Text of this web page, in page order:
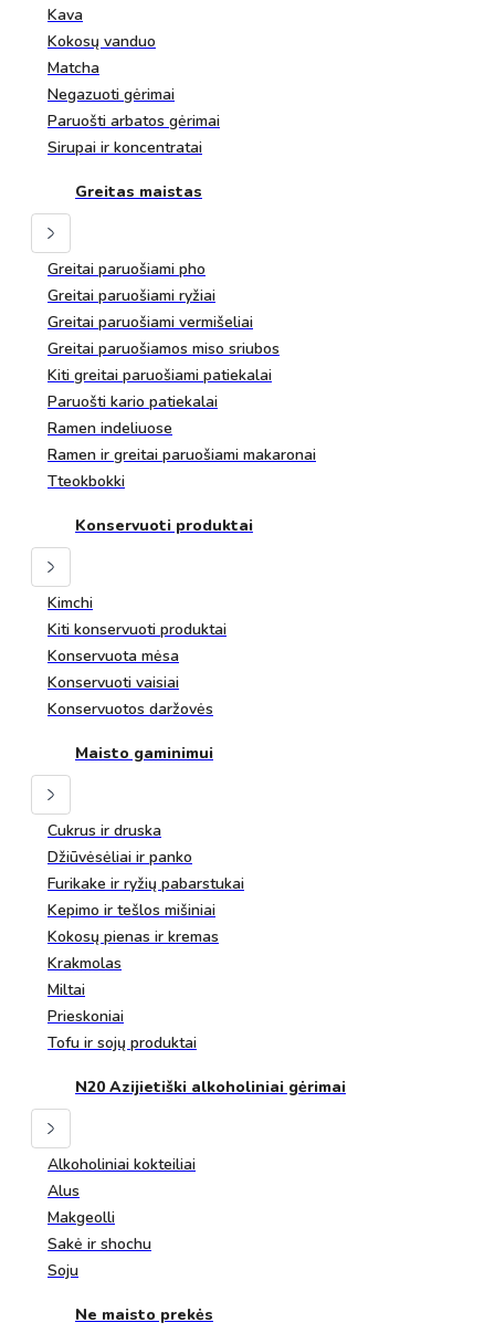
Kava
Kokosų vanduo
Matcha
Negazuoti gėrimai
Paruošti arbatos gėrimai
Sirupai ir koncentratai
Greitas maistas
Greitai paruošiami pho
Greitai paruošiami ryžiai
Greitai paruošiami vermišeliai
Greitai paruošiamos miso sriubos
Kiti greitai paruošiami patiekalai
Paruošti kario patiekalai
Ramen indeliuose
Ramen ir greitai paruošiami makaronai
Tteokbokki
Konservuoti produktai
Kimchi
Kiti konservuoti produktai
Konservuota mėsa
Konservuoti vaisiai
Konservuotos daržovės
Maisto gaminimui
Cukrus ir druska
Džiūvėsėliai ir panko
Furikake ir ryžių pabarstukai
Kepimo ir tešlos mišiniai
Kokosų pienas ir kremas
Krakmolas
Miltai
Prieskoniai
Tofu ir sojų produktai
N20 Azijietiški alkoholiniai gėrimai
Alkoholiniai kokteiliai
Alus
Makgeolli
Sakė ir shochu
Soju
Ne maisto prekės